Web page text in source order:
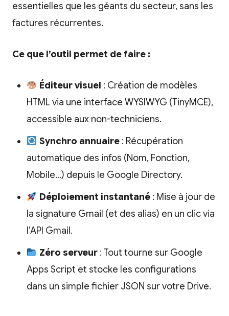
essentielles que les géants du secteur, sans les
factures récurrentes.
Ce que l’outil permet de faire :
Éditeur visuel : Création de modèles
HTML via une interface WYSIWYG (TinyMCE),
accessible aux non-techniciens.
Synchro annuaire: Récupération
automatique des infos (Nom, Fonction,
Mobile…) depuis le Google Directory.
Déploiement instantané: Mise à jour de
la signature Gmail (et des alias) en un clic via
l’API Gmail.
Zéro serveur: Tout tourne sur Google
Apps Script et stocke les configurations
dans un simple fichier JSON sur votre Drive.